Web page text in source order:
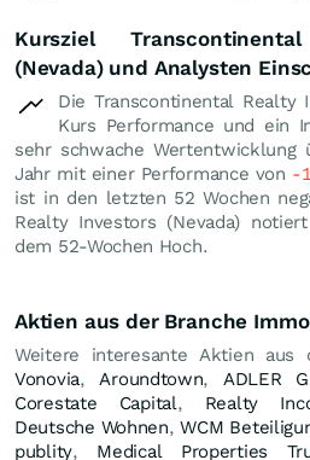
Kursziel
(Nevada) und Analysten
Die Transcontinental Realty
Kurs Performance und ein
sehr schwache
Jahr mit einer Performance von -
ist in den letzten 52 Wochen
Realty Investors (Nevada)
dem 52-Wochen Hoch.
Aktien aus der Branche
Weitere interesante Aktien aus
Vonovia,Aroundtown, ADLER
Corestate Capital, Realty
Deutsche Wohnen,WCM
publity, Medical Properties